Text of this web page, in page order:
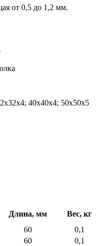
от 0,5 до 1,2 мм.
40х40х4; 50х50х5
Длина, мм
Вес, кг
60
0,1
60
0,1